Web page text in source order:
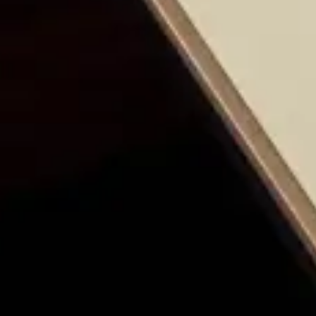
Quali sono le scadenze per la prenotazione degli